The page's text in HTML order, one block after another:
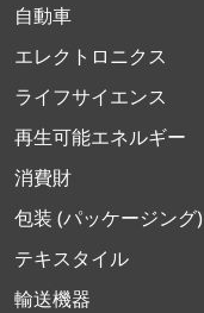
自動車
エレクトロニクス
ライフサイエンス
再生可能エネルギー
消費財
包装 (パッケージング)
テキスタイル
輸送機器